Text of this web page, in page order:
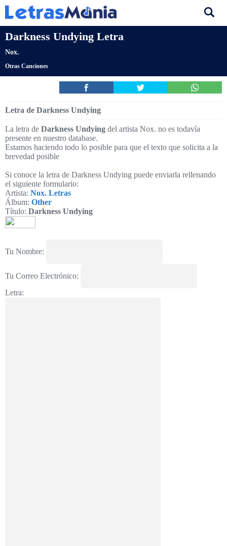
Darkness Undying Letra
Nox.
Otras Canciones
Letra de Darkness Undying
La letra de Darkness Undying del artista Nox. no es todavía
presente en nuestro database.
Estamos haciendo todo lo posible para que el texto que solicita a la
brevedad posible
Si conoce la letra de Darkness Undying puede enviarla rellenando
el siguiente formulario:
Artista: Nox. Letras
Álbum: Other
Título: Darkness Undying
Tu Nombre:
Tu Correo Electrónico:
Letra: